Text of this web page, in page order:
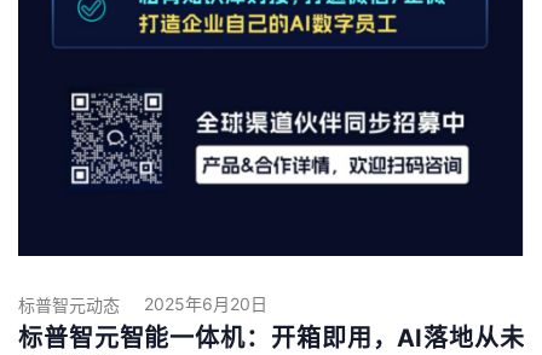
标普智元动态 2025年6月20日
标普智元智能一体机：开箱即用，AI落地从未